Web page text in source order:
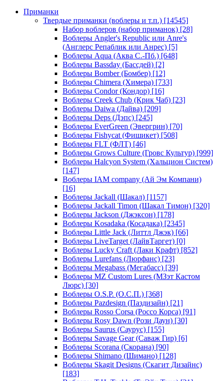
Приманки
Твердые приманки (воблеры и т.п.) [14545]
Набор воблеров (набор приманок) [28]
Воблеры Angler's Republic или Anre's
(Англерс Репаблик или Анрес) [5]
Воблеры Aqua (Аква С.-Пб.) [648]
Воблеры Bassday (Бассдей) [2]
Воблеры Bomber (Бомбер) [12]
Воблеры Chimera (Химера) [733]
Воблеры Condor (Кондор) [16]
Воблеры Creek Chub (Крик Чаб) [23]
Воблеры Daiwa (Дайва) [209]
Воблеры Deps (Дэпс) [245]
Воблеры EverGreen (Эвергрин) [70]
Воблеры Fishycat (Фишикет) [508]
Воблеры FLT (ФЛТ) [46]
Воблеры Grows Culture (Гровс Культур) [999]
Воблеры Halcyon System (Хальцион Систем)
[147]
Воблеры IAM company (Ай Эм Компани)
[16]
Воблеры Jackall (Шакал) [1157]
Воблеры Jackall Timon (Шакал Тимон) [320]
Воблеры Jackson (Джэксон) [178]
Воблеры Kosadaka (Косадака) [2345]
Воблеры Little Jack (Литтл Джэк) [66]
Воблеры LiveTarget (ЛайвТаргет) [0]
Воблеры Lucky Craft (Лаки Крафт) [852]
Воблеры Lurefans (Люрфанс) [23]
Воблеры Megabass (Мегабасс) [39]
Воблеры MZ Custom Lures (МЗэт Кастом
Люрс) [30]
Воблеры O.S.P. (О.С.П.) [368]
Воблеры Pazdesign (Паздизайн) [21]
Воблеры Rosso Corsa (Россо Корса) [91]
Воблеры Rosy Dawn (Рози Даун) [30]
Воблеры Saurus (Саурус) [155]
Воблеры Savage Gear (Саваж Гир) [6]
Воблеры Scorana (Скорана) [90]
Воблеры Shimano (Шимано) [128]
Воблеры Skagit Designs (Скагит Дизайнс)
[183]